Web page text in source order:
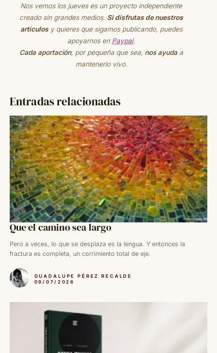
Nos vemos los jueves es un proyecto independiente
creado sin grandes medios. Si disfrutas de nuestros
artículosy quieres que sigamos publicando, puedes
apoyarnos en Paypal.
Cada aportación, por pequeña que sea, nos ayudaa
mantenerlo vivo.
Entradas relacionadas
Que el camino sea largo
Pero a veces, lo que se desplaza es la lengua. Y entonces la
fractura es completa, un corrimiento total de eje.
GUADALUPE PÉREZ RECALDE
09/07/2026